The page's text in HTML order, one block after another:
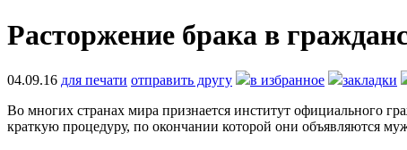
Расторжение брака в
04.09.16 для печати отправить другу в избранное закладки
Во многих странах мира признается институт официального
краткую процедуру, по окончании которой они объявляются